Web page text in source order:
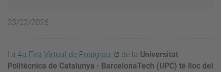
23/02/2026
La 4a Fira Virtual de Postgrau de la Universitat
Politècnica de Catalunya - BarcelonaTech (UPC) té lloc del